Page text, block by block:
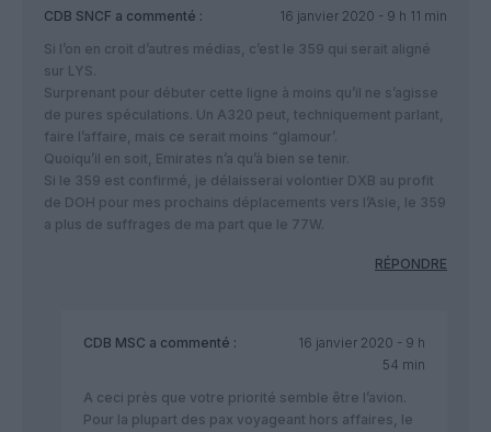
CDB SNCF a commenté :
16 janvier 2020 - 9 h 11 min
Si l’on en croit d’autres médias, c’est le 359 qui serait aligné
sur LYS.
Surprenant pour débuter cette ligne à moins qu’il ne s’agisse
de pures spéculations. Un A320 peut, techniquement parlant,
faire l’affaire, mais ce serait moins “glamour’.
Quoiqu’il en soit, Emirates n’a qu’à bien se tenir.
Si le 359 est confirmé, je délaisserai volontier DXB au profit
de DOH pour mes prochains déplacements vers l’Asie, le 359
a plus de suffrages de ma part que le 77W.
RÉPONDRE
CDB MSC a commenté :
16 janvier 2020 - 9 h
54 min
A ceci près que votre priorité semble être l’avion.
Pour la plupart des pax voyageant hors affaires, le